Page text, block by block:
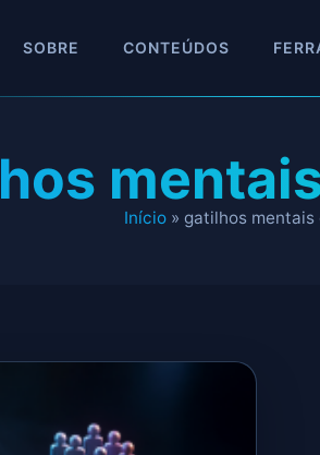
SOBRE CONTEÚDOS
Início» gatilhos